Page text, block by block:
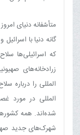
متأسّفانه دنیای
گانه دنیا با
زرادخانه‌های
المللی را درباره
المللی در مورد
شده‌اند. همه
شهرک‌های جدید